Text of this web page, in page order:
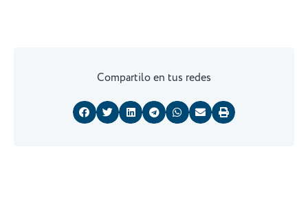
Compartilo en tus redes